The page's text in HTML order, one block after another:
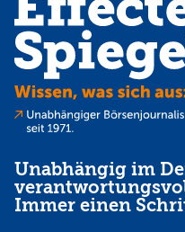
Unabhängig im
Immer einen